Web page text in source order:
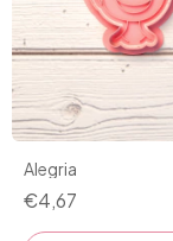
Alegria
€4,67